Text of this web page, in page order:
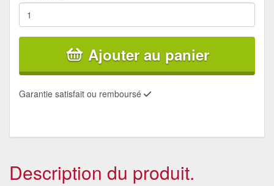
Ajouter au panier
Garantie satisfait ou remboursé
Description du produit.